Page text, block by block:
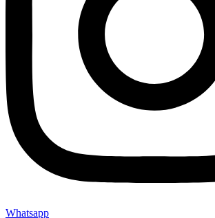
Whatsapp